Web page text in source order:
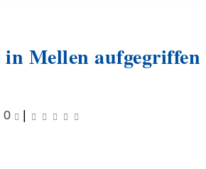
Mellen aufgegriffen
|0